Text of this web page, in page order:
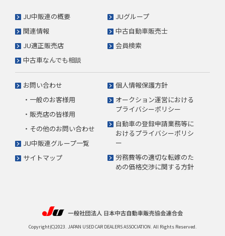
JU中販連の概要
JUグループ
関連情報
中古自動車販売士
JU適正販売店
会員検索
中古車なんでも相談
お問い合わせ
・一般のお客様用
・販売店の皆様用
・その他のお問い合わせ
JU中販連グループ一覧
サイトマップ
個人情報保護方針
オークション運営における
プライバシーポリシー
自動車の登録申請業務等に
おけるプライバシーポリシ
ー
労務費等の適切な転嫁のた
めの価格交渉に関する方針
Copyright(C)2023. JAPAN USED CAR DEALERS ASSOCIATION. All Rights Reserved.